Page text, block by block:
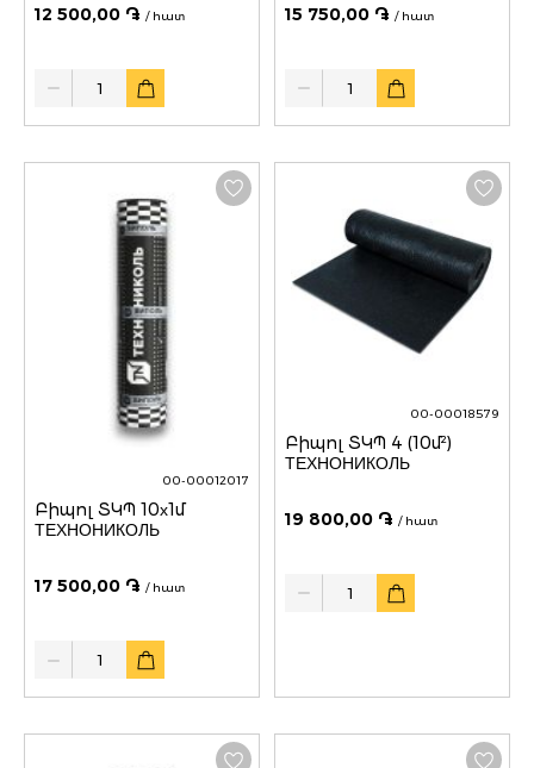
12 500,00 ֏ / հատ
Quantity
15 750,00 ֏ / հատ
Quantity
00-00012017
Բիպոլ ՏԿՊ 10х1մ
ТЕХНОНИКОЛЬ
17 500,00 ֏ / հատ
00-00018579
Բիպոլ ՏԿՊ 4 (10մ²)
ТЕХНОНИКОЛЬ
19 800,00 ֏ / հատ
Quantity